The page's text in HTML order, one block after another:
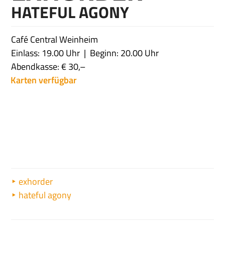
HATEFUL AGONY
Café Central Weinheim
Einlass: 19.00 Uhr
Beginn: 20.00 Uhr
Abendkasse: € 30,–
Karten verfügbar
exhorder
hateful agony